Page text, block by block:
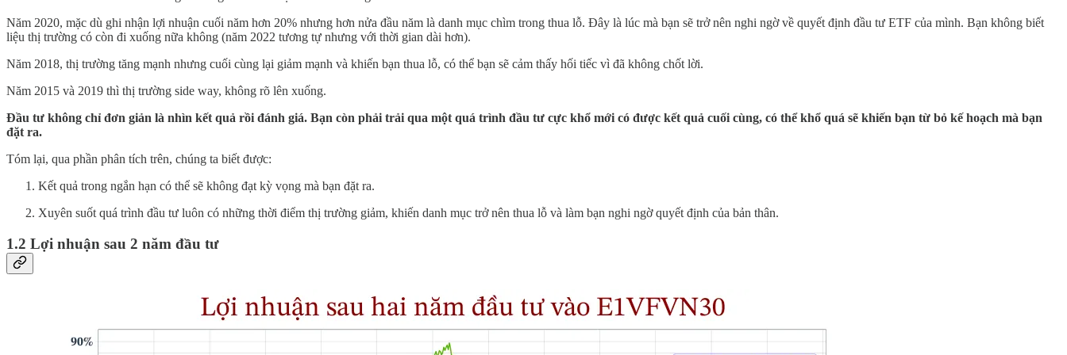
Năm 2020, mặc dù ghi nhận lợi nhuận cuối năm hơn 20% nhưng hơn nửa đầu năm là danh mục chìm trong thua lỗ. Đây là lúc mà bạn sẽ trở nên nghi ngờ về quyết định đầu tư ETF của mình. Bạn không biết
liệu thị trường có còn đi xuống nữa không (năm 2022 tương tự nhưng với thời gian dài hơn).
Năm 2018, thị trường tăng mạnh nhưng cuối cùng lại giảm mạnh và khiến bạn thua lỗ, có thể bạn sẽ cảm thấy hối tiếc vì đã không chốt lời.
Năm 2015 và 2019 thì thị trường side way, không rõ lên xuống.
Đầu tư không chỉ đơn giản là nhìn kết quả rồi đánh giá. Bạn còn phải trải qua một quá trình đầu tư cực khổ mới có được kết quả cuối cùng, có thể khổ quá sẽ khiến bạn từ bỏ kế hoạch mà bạn
đặt ra.
Tóm lại, qua phần phân tích trên, chúng ta biết được:
Kết quả trong ngắn hạn có thể sẽ không đạt kỳ vọng mà bạn đặt ra.
Xuyên suốt quá trình đầu tư luôn có những thời điểm thị trường giảm, khiến danh mục trở nên thua lỗ và làm bạn nghi ngờ quyết định của bản thân.
1.2 Lợi nhuận sau 2 năm đầu tư